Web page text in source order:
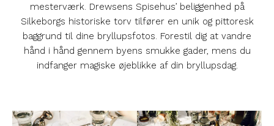
mesterværk. Drewsens Spisehus’ beliggenhed på
Silkeborgs historiske torv tilfører en unik og pittoresk
baggrund til dine bryllupsfotos. Forestil dig at vandre
hånd i hånd gennem byens smukke gader, mens du
indfanger magiske øjeblikke af din bryllupsdag.